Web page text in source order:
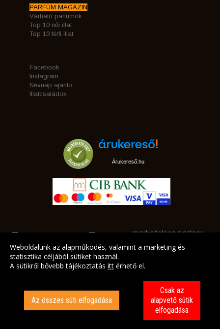
PARFÜM MAGAZIN
Várható parfümök
Top 10 női illat
Top 10 férfi illat
Facebook
Instagram
Névnap ajánló
Illatcsaládok
Árukereső.hu
marketplace partner
Weboldalunk az alapműködés, valamint a marketing és
statisztika céljából sütiket használ.
A sütikről bővebb tájékoztatás itt érhető el.
Az összes süti elfogadása
Csak az
alapvető sütik
elfogadása